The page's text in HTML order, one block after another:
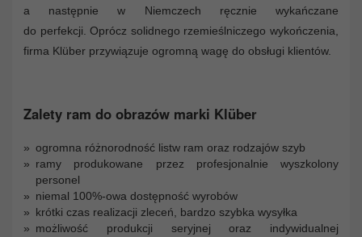
a następnie w Niemczech ręcznie wykańczane
do perfekcji. Oprócz solidnego rzemieślniczego wykończenia,
firma Klüber przywiązuje ogromną wagę do obsługi klientów.
Zalety ram do obrazów marki Klüber
ogromna różnorodność listw ram oraz rodzajów szyb
ramy produkowane przez profesjonalnie wyszkolony
personel
niemal 100%-owa dostępność wyrobów
krótki czas realizacji zleceń, bardzo szybka wysyłka
możliwość produkcji seryjnej oraz indywidualnej